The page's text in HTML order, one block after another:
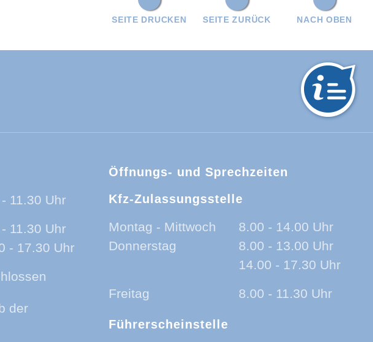
NACH OBEN
SEITE ZURÜCK
SEITE DRUCKEN
11.30 Uhr
11.30 Uhr
- 17.30 Uhr
der
Öffnungs- und Sprechzeiten
Kfz-Zulassungsstelle
Montag - Mittwoch
8.00 - 14.00 Uhr
Donnerstag
8.00 - 13.00 Uhr
14.00 - 17.30 Uhr
Freitag 8.00 - 11.30 Uhr
Führerscheinstelle